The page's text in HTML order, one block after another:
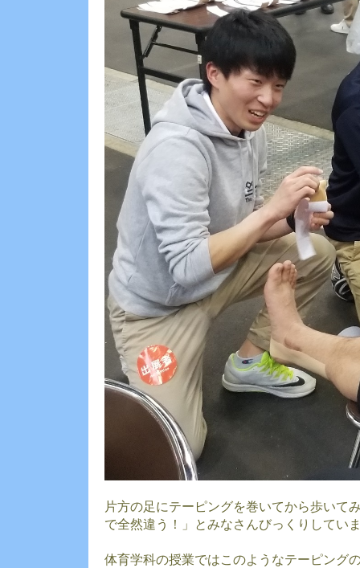
片方の足にテーピングを巻いてから歩いて
で全然違う！」とみなさんびっくりしてい
体育学科の授業ではこのようなテーピング